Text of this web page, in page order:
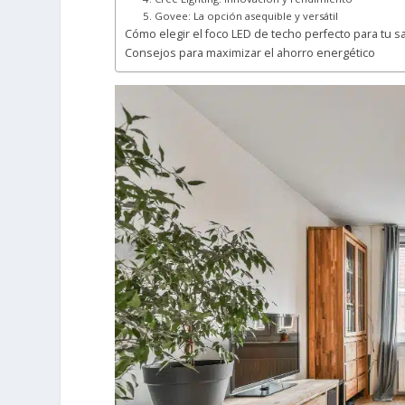
5. Govee: La opción asequible y versátil
Cómo elegir el foco LED de techo perfecto para tu
Consejos para maximizar el ahorro energético